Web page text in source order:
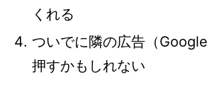
くれる
ついでに隣の広告（
押すかもしれない